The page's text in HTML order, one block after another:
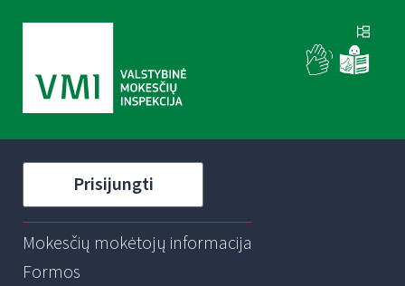
Prisijungti
Mokesčių mokėtojų informacija
Formos